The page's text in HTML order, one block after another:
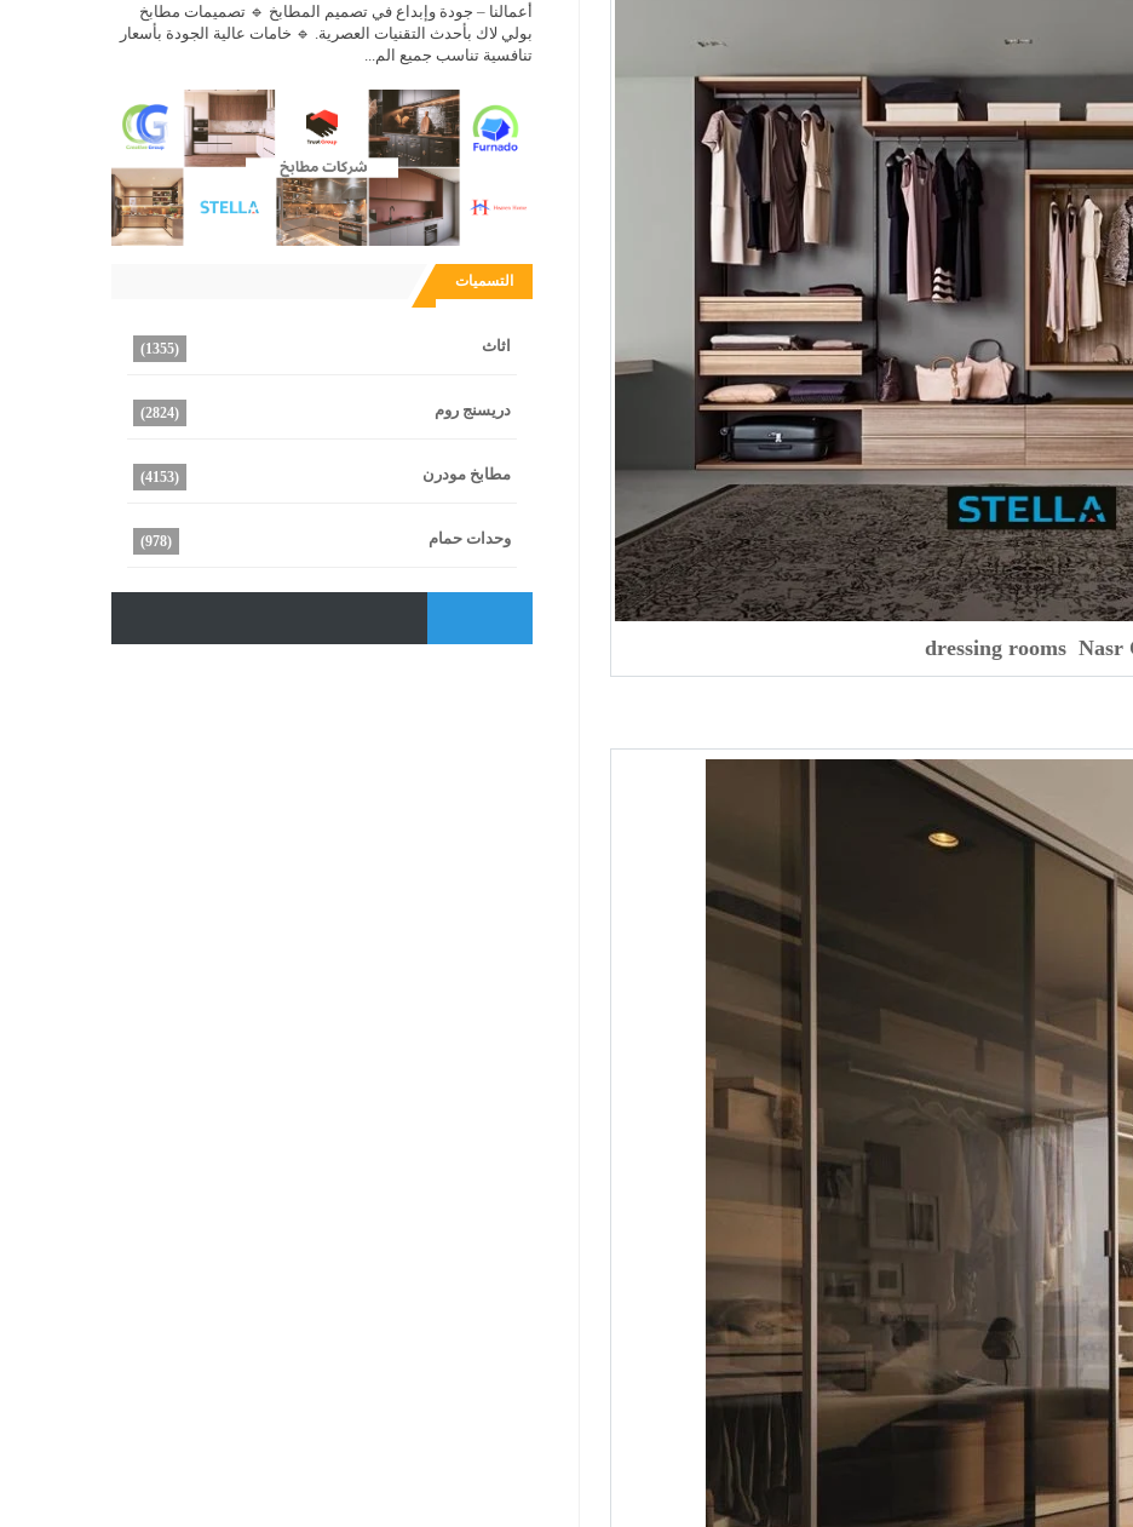
dressing rooms Nasr
أعمالنا – جودة وإبداع في تصميم المطابخ 🔹 تصميمات مطابخ
بولي لاك بأحدث التقنيات العصرية. 🔹 خامات عالية الجودة بأسعار
تنافسية تناسب جميع الم...
التسميات
اثاث (1355)
دريسنج روم (2824)
مطابخ مودرن (4153)
وحدات حمام (978)